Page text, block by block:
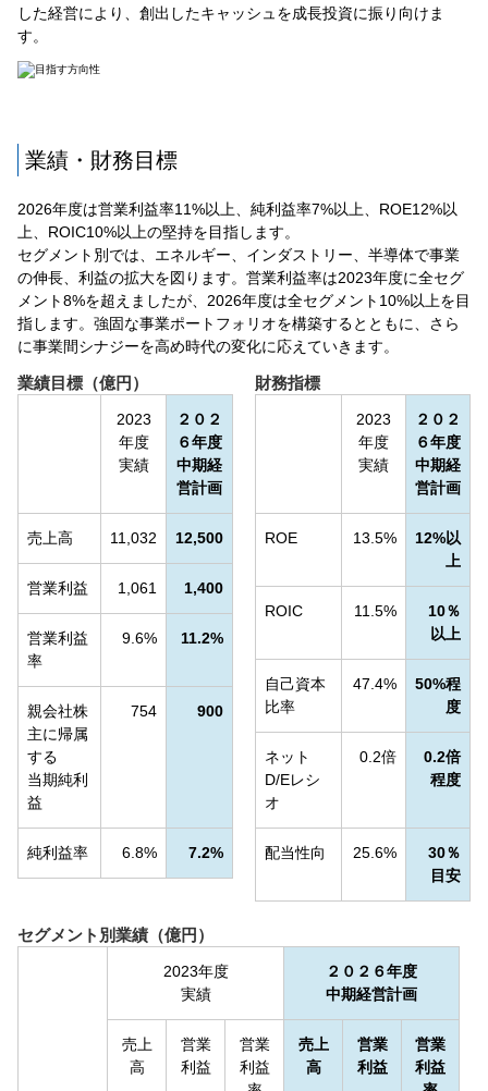
した経営により、創出したキャッシュを成長投資に振り向けま
す。
業績・財務目標
2026年度は営業利益率11%以上、純利益率7%以上、ROE12%以
上、ROIC10%以上の堅持を目指します。
セグメント別では、エネルギー、インダストリー、半導体で事業
の伸長、利益の拡大を図ります。営業利益率は2023年度に全セグ
メント8%を超えましたが、2026年度は全セグメント10%以上を目
指します。強固な事業ポートフォリオを構築するとともに、さら
に事業間シナジーを高め時代の変化に応えていきます。
業績目標（億円）
2023
年度
実績
２０２
６年度
中期経
営計画
売上高 11,032 12,500
営業利益 1,061 1,400
営業利益
率
9.6% 11.2%
親会社株
主に帰属
する
当期純利
益
754 900
純利益率 6.8% 7.2%
財務指標
2023
年度
実績
２０２
６年度
中期経
営計画
ROE 13.5%
12%以
上
ROIC 11.5%
10％
以上
自己資本
比率
47.4%
50%程
度
ネット
D/Eレシ
オ
0.2倍
0.2倍
程度
配当性向 25.6%
30％
目安
セグメント別業績（億円）
2023年度
実績
２０２６年度
中期経営計画
売上
高
営業
利益
営業
利益
売上
高
営業
利益
営業
利益